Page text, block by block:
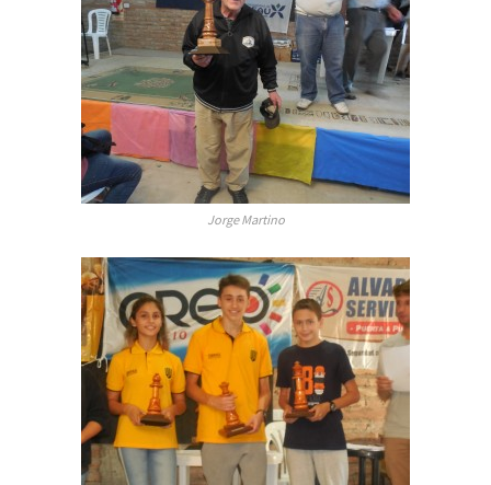
Jorge Martino